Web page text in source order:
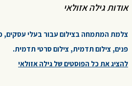
אודות גילה אזולאי
צלמת המתמחה בצילום עבור בעלי עסקים,
פנים, צילום תדמית, צילום סרטי תדמית.
להציג את כל הפוסטים של גילה אזולאי